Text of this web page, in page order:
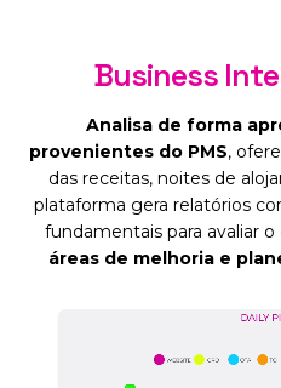
Business
Analisa de forma
provenientes do PMS,
das receitas, noites de
plataforma gera relatórios
fundamentais para avaliar
áreas de melhoria e